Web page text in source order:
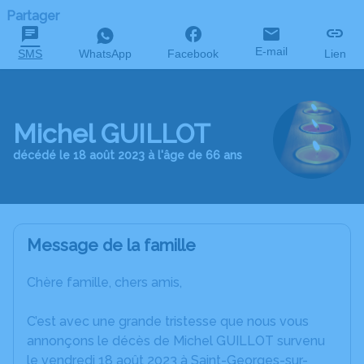
Partager
SMS WhatsApp Facebook E-mail Lien
Michel GUILLOT
décédé le 18 août 2023 à l'âge de 66 ans
Message de la famille
Chère famille, chers amis,
C’est avec une grande tristesse que nous vous
annonçons le décès de Michel GUILLOT survenu
le vendredi 18 août 2023 à Saint-Georges-sur-